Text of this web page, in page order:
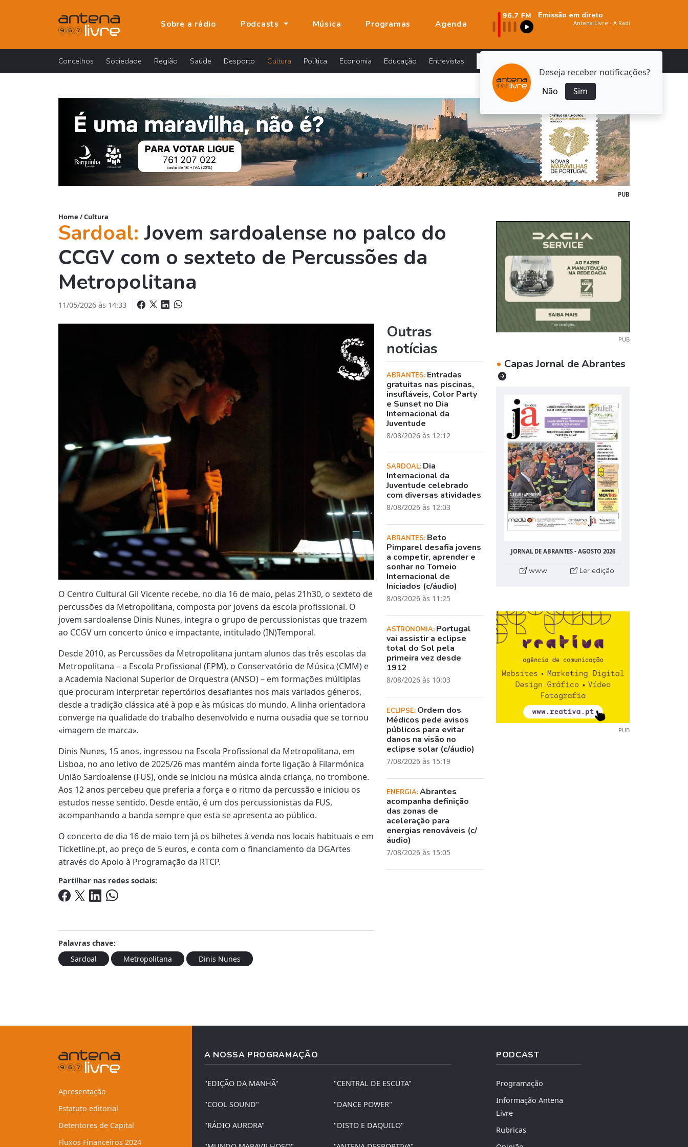
Deseja receber notificações?
Não
Sim
Sobre a rádio Podcasts Música Programas Agenda
Emissão em direto
Concelhos Sociedade Região Saúde Desporto Cultura Política Economia Educação Entrevistas
PUB
Home /Cultura
Sardoal:Jovem sardoalense no palco do
CCGV com o sexteto de Percussões da
Metropolitana
11/05/2026 às 14:33
O Centro Cultural Gil Vicente recebe, no dia 16 de maio, pelas 21h30, o sexteto de
percussões da Metropolitana, composta por jovens da escola profissional. O
jovem sardoalense Dinis Nunes, integra o grupo de percussionistas que trazem
ao CCGV um concerto único e impactante, intitulado (IN)Temporal.
Desde 2010, as Percussões da Metropolitana juntam alunos das três escolas da
Metropolitana – a Escola Profissional (EPM), o Conservatório de Música (CMM) e
a Academia Nacional Superior de Orquestra (ANSO) – em formações múltiplas
que procuram interpretar repertórios desafiantes nos mais variados géneros,
desde a tradição clássica até à pop e às músicas do mundo. A linha orientadora
converge na qualidade do trabalho desenvolvido e numa ousadia que se tornou
«imagem de marca».
Dinis Nunes, 15 anos, ingressou na Escola Profissional da Metropolitana, em
Lisboa, no ano letivo de 2025/26 mas mantém ainda forte ligação à Filarmónica
União Sardoalense (FUS), onde se iniciou na música ainda criança, no trombone.
Aos 12 anos percebeu que preferia a força e o ritmo da percussão e iniciou os
estudos nesse sentido. Desde então, é um dos percussionistas da FUS,
acompanhando a banda sempre que esta se apresenta ao público.
O concerto de dia 16 de maio tem já os bilhetes à venda nos locais habituais e em
Ticketline.pt, ao preço de 5 euros, e conta com o financiamento da DGArtes
através do Apoio à Programação da RTCP.
Partilhar nas redes sociais:
Palavras chave:
Sardoal
Metropolitana Dinis Nunes
Outras
notícias
ABRANTES: Entradas
gratuitas nas piscinas,
insufláveis, Color Party
e Sunset no Dia
Internacional da
Juventude
8/08/2026 às 12:12
SARDOAL: Dia
Internacional da
Juventude celebrado
com diversas atividades
8/08/2026 às 12:03
ABRANTES: Beto
Pimparel desafia jovens
a competir, aprender e
sonhar no Torneio
Internacional de
Iniciados (c/áudio)
8/08/2026 às 11:25
ASTRONOMIA: Portugal
vai assistir a eclipse
total do Sol pela
primeira vez desde
1912
8/08/2026 às 10:03
ECLIPSE: Ordem dos
Médicos pede avisos
públicos para evitar
danos na visão no
eclipse solar (c/áudio)
7/08/2026 às 15:19
ENERGIA:Abrantes
acompanha definição
das zonas de
aceleração para
energias renováveis (c/
áudio)
7/08/2026 às 15:05
PUB
• Capas Jornal de Abrantes
JORNAL DE ABRANTES - AGOSTO 2026
www Ler edição
PUB
Apresentação
Estatuto editorial
Detentores de Capital
Fluxos Financeiros 2024
A NOSSA PROGRAMAÇÃO
"EDIÇÃO DA MANHÃ" "CENTRAL DE ESCUTA"
"COOL SOUND" "DANCE POWER"
"RÁDIO AURORA" "DISTO E DAQUILO"
PODCAST
Programação
Informação Antena
Livre
Rubricas